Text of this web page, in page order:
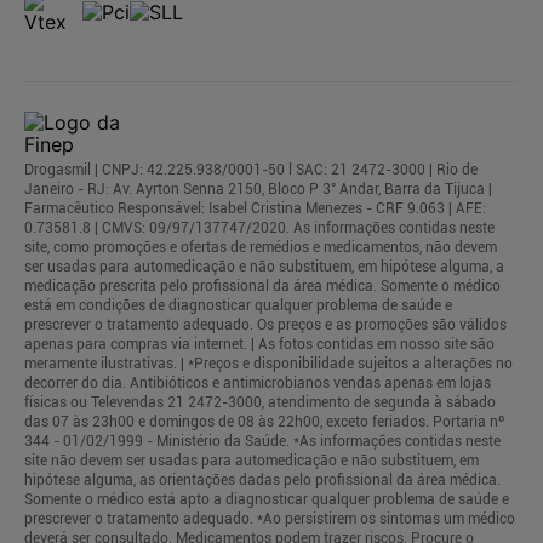
Drogasmil | CNPJ: 42.225.938/0001-50 l SAC: 21 2472-3000 | Rio de
Janeiro - RJ: Av. Ayrton Senna 2150, Bloco P 3° Andar, Barra da Tijuca |
Farmacêutico Responsável: Isabel Cristina Menezes - CRF 9.063 | AFE:
0.73581.8 | CMVS: 09/97/137747/2020. As informações contidas neste
site, como promoções e ofertas de remédios e medicamentos, não devem
ser usadas para automedicação e não substituem, em hipótese alguma, a
medicação prescrita pelo profissional da área médica. Somente o médico
está em condições de diagnosticar qualquer problema de saúde e
prescrever o tratamento adequado. Os preços e as promoções são válidos
apenas para compras via internet. | As fotos contidas em nosso site são
meramente ilustrativas. | *Preços e disponibilidade sujeitos a alterações no
decorrer do dia. Antibióticos e antimicrobianos vendas apenas em lojas
físicas ou Televendas 21 2472-3000, atendimento de segunda à sábado
das 07 às 23h00 e domingos de 08 às 22h00, exceto feriados. Portaria nº
344 - 01/02/1999 - Ministério da Saúde. *As informações contidas neste
site não devem ser usadas para automedicação e não substituem, em
hipótese alguma, as orientações dadas pelo profissional da área médica.
Somente o médico está apto a diagnosticar qualquer problema de saúde e
prescrever o tratamento adequado. *Ao persistirem os sintomas um médico
deverá ser consultado. Medicamentos podem trazer riscos. Procure o